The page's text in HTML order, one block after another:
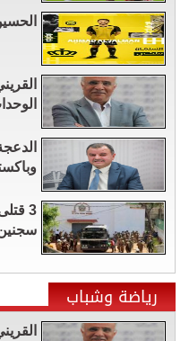
رياضة وشباب